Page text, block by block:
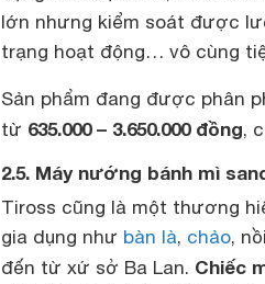
lớn nhưng kiểm soát được
trạng hoạt động… vô cùng
Sản phẩm đang được phân
từ 635.000 – 3.650.000 đồng,
2.5. Máy nướng bánh mì
Tiross cũng là một thương
gia dụng như bàn là, chảo,
đến từ xứ sở Ba Lan. Chiếc